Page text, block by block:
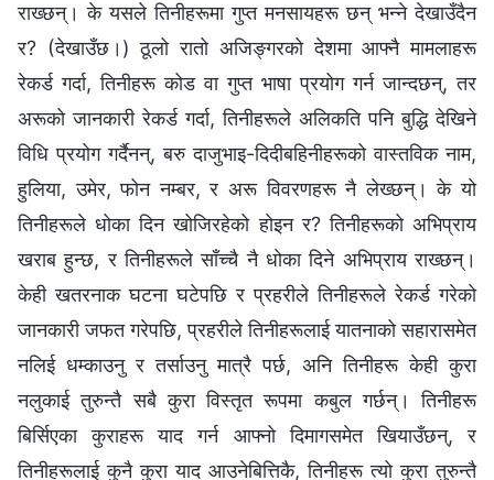
राख्छन्। के यसले तिनीहरूमा गुप्त मनसायहरू छन् भन्ने देखाउँदैन
र? (देखाउँछ।) ठूलो रातो अजिङ्गरको देशमा आफ्नै मामलाहरू
रेकर्ड गर्दा, तिनीहरू कोड वा गुप्त भाषा प्रयोग गर्न जान्दछन्, तर
अरूको जानकारी रेकर्ड गर्दा, तिनीहरूले अलिकति पनि बुद्धि देखिने
विधि प्रयोग गर्दैनन्, बरु दाजुभाइ-दिदीबहिनीहरूको वास्तविक नाम,
हुलिया, उमेर, फोन नम्बर, र अरू विवरणहरू नै लेख्छन्। के यो
तिनीहरूले धोका दिन खोजिरहेको होइन र? तिनीहरूको अभिप्राय
खराब हुन्छ, र तिनीहरूले साँच्चै नै धोका दिने अभिप्राय राख्छन्।
केही खतरनाक घटना घटेपछि र प्रहरीले तिनीहरूले रेकर्ड गरेको
जानकारी जफत गरेपछि, प्रहरीले तिनीहरूलाई यातनाको सहारासमेत
नलिई धम्काउनु र तर्साउनु मात्रै पर्छ, अनि तिनीहरू केही कुरा
नलुकाई तुरुन्तै सबै कुरा विस्तृत रूपमा कबुल गर्छन्। तिनीहरू
बिर्सिएका कुराहरू याद गर्न आफ्नो दिमागसमेत खियाउँछन्, र
तिनीहरूलाई कुनै कुरा याद आउनेबित्तिकै, तिनीहरू त्यो कुरा तुरुन्तै